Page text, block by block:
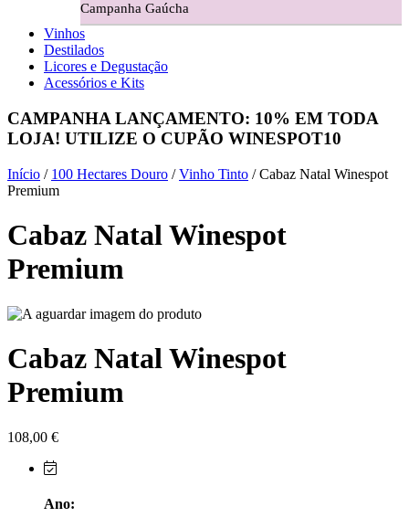
Herdade Do Freixo - Alentejo
Herdade do Moinho Branco - Alentejo
Herdade do Sobroso Alentejo
Herdade dos Coteis Alentejo
Herdade Papa Leite - Alentejo
Horacio Simoes Setubal
Isento - Douro
Já Te Disse - Alentejo
João Tique - Top Wines - Alentejo
Campanha Gaúcha
Vinhos
Destilados
Licores e Degustação
Acessórios e Kits
CAMPANHA LANÇAMENTO: 10% EM TODA
LOJA! UTILIZE O CUPÃO WINESPOT10
Início / 100 Hectares Douro /Vinho Tinto / Cabaz Natal Winespot
Premium
Cabaz Natal Winespot
Premium
Cabaz Natal Winespot
Premium
108,00 €
Ano: